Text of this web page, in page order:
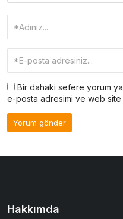
Bir dahaki sefere yorum
e-posta adresimi ve web site
Hakkımda